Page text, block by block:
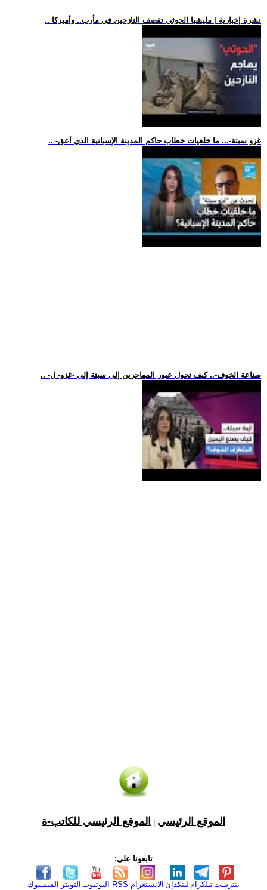
.. نشرة إخبارية | مليشيا الحوثي تقصف النازحين في مأرب.. وأميركا
.. -غزو سبتة-... ما خلفيات خطاب حاكم المدينة الإسبانية الذي أعق
.. -صناعة الخوف-.. كيف تحول عبور المهاجرين إلى سبتة إلى -غزو- ل
الموقع الرئيسي الموقع الرئيسي للكاتب-ة
تابعونا على:
الفيسبوك التويتر اليوتيوب RSS الانستغرام لينكدإن تيلكرامبنترست